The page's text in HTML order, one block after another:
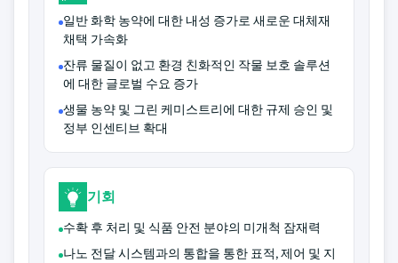
일반 화학 농약에 대한 내성 증가로 새로운 대체재
채택 가속화
잔류 물질이 없고 환경 친화적인 작물 보호 솔루션
에 대한 글로벌 수요 증가
생물 농약 및 그린 케미스트리에 대한 규제 승인 및
정부 인센티브 확대
기회
수확 후 처리 및 식품 안전 분야의 미개척 잠재력
나노 전달 시스템과의 통합을 통한 표적, 제어 및 지